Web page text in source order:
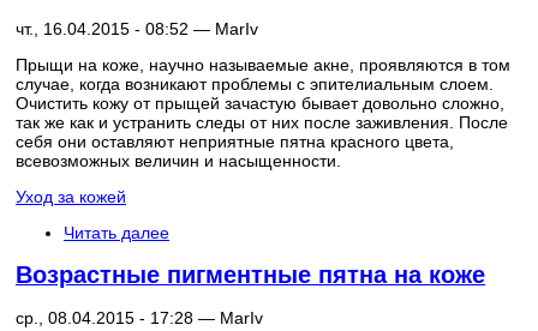
чт., 16.04.2015 - 08:52 — MarIv
Прыщи на коже, научно называемые акне, проявляются в том
случае, когда возникают проблемы с эпителиальным слоем.
Очистить кожу от прыщей зачастую бывает довольно сложно,
так же как и устранить следы от них после заживления. После
себя они оставляют неприятные пятна красного цвета,
всевозможных величин и насыщенности.
Уход за кожей
Читать далее
Возрастные пигментные пятна на коже
ср., 08.04.2015 - 17:28 — MarIv